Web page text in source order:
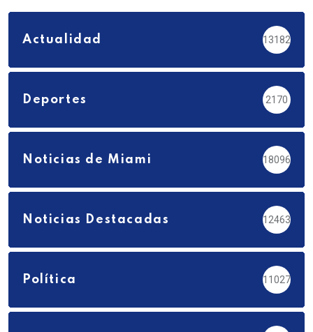
Actualidad 13182
Deportes 2170
Noticias de Miami 18096
Noticias Destacadas 12463
Política 11027